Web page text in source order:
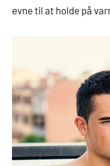
evne til at holde på